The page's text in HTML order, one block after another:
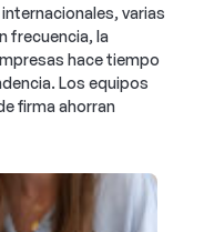
varias
frecuencia, la
hace tiempo
Los equipos
firma ahorran